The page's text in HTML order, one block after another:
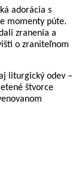
adorácia s
momenty púte.
zranenia a
o zraniteľnom
liturgický odev –
štvorce